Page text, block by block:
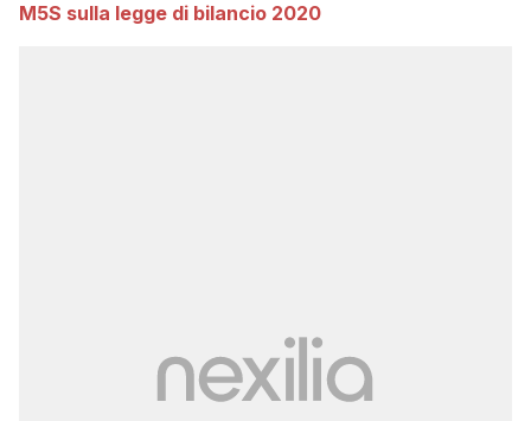
M5S sulla legge di bilancio 2020